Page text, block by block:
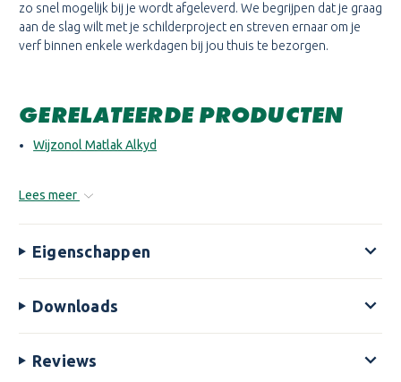
zo snel mogelijk bij je wordt afgeleverd. We begrijpen dat je graag
aan de slag wilt met je schilderproject en streven ernaar om je
verf binnen enkele werkdagen bij jou thuis te bezorgen.
GERELATEERDE PRODUCTEN
Wijzonol Matlak Alkyd
Lees meer
Eigenschappen
Downloads
Reviews